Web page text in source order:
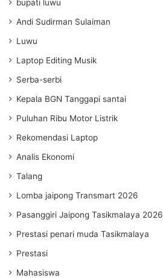
bupati luwu
Andi Sudirman Sulaiman
Luwu
Laptop Editing Musik
Serba-serbi
Kepala BGN Tanggapi santai
Puluhan Ribu Motor Listrik
Rekomendasi Laptop
Analis Ekonomi
Talang
Lomba jaipong Transmart 2026
Pasanggiri Jaipong Tasikmalaya 2026
Prestasi penari muda Tasikmalaya
Prestasi
Mahasiswa